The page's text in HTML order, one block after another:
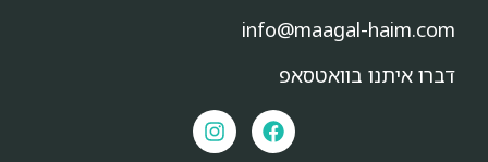
info@maagal-haim.com
דברו איתנו בוואטסאפ